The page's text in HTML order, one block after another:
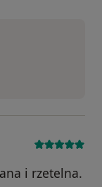
i rzetelna.